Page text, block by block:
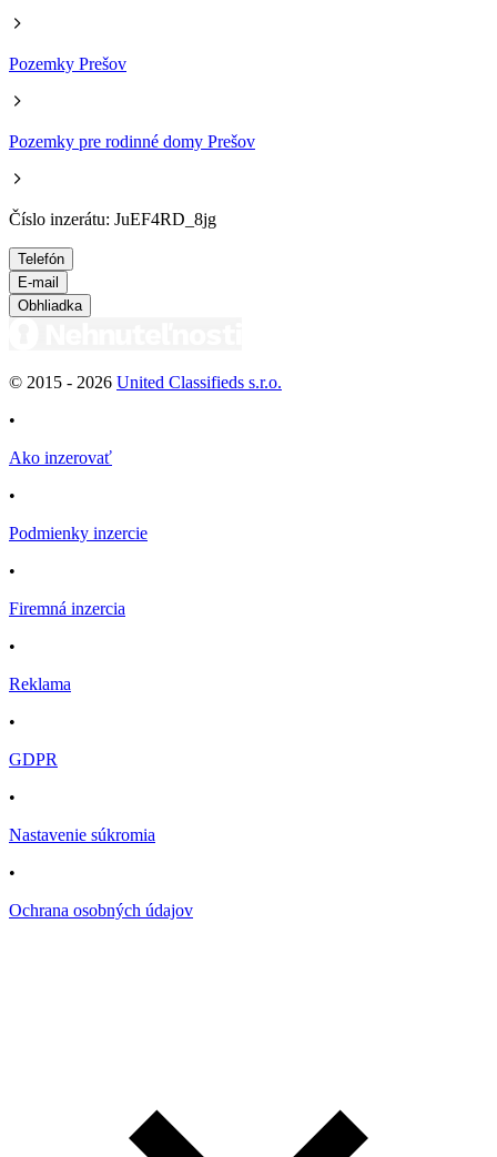
Pozemky Prešov
Pozemky pre rodinné domy Prešov
Číslo inzerátu: JuEF4RD_8jg
Telefón
E-mail
Obhliadka
© 2015 - 2026 United Classifieds s.r.o.
•
Ako inzerovať
•
Podmienky inzercie
•
Firemná inzercia
•
Reklama
•
GDPR
•
Nastavenie súkromia
•
Ochrana osobných údajov